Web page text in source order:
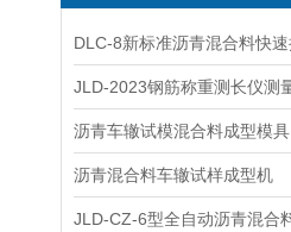
沥青车辙试模混合料成型模具
沥青混合料车辙试样成型机